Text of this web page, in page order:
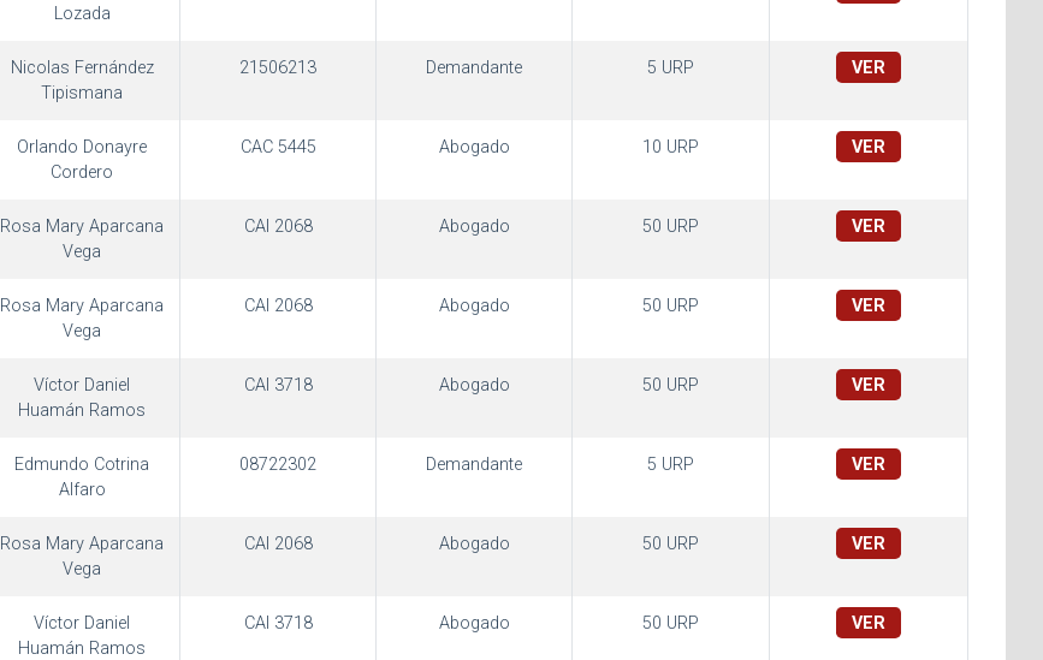
Lozada
Nicolas Fernández
Tipismana
21506213 Demandante 5 URP VER
Orlando Donayre
Cordero
CAC 5445 Abogado 10 URP VER
Rosa Mary Aparcana
Vega
CAI 2068 Abogado 50 URP VER
Rosa Mary Aparcana
Vega
CAI 2068 Abogado 50 URP VER
Víctor Daniel
Huamán Ramos
CAI 3718 Abogado 50 URP VER
Edmundo Cotrina
Alfaro
08722302 Demandante 5 URP VER
Rosa Mary Aparcana
Vega
CAI 2068 Abogado 50 URP VER
Víctor Daniel
Huamán Ramos
CAI 3718 Abogado 50 URP VER